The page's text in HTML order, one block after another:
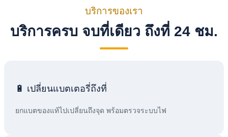
บริการของเรา
บริการครบ จบที่เดียว ถึงที่ 24 ชม.
🔋 เปลี่ยนแบตเตอรี่ถึงที่
ยกแบตของแท้ไปเปลี่ยนถึงจุด พร้อมตรวจระบบไฟ